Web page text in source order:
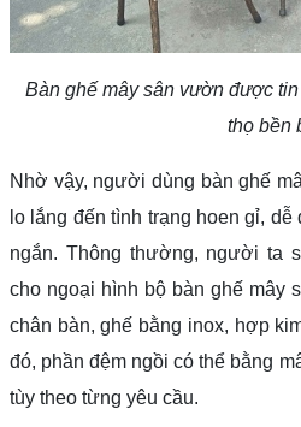
Bàn ghế mây sân vườn được
thọ bền
Nhờ vậy, người dùng bàn ghế
lo lắng đến tình trạng hoen gỉ,
ngắn. Thông thường, người ta
cho ngoại hình bộ bàn ghế mây
chân bàn, ghế bằng inox, hợp
đó, phần đệm ngồi có thể bằng
tùy theo từng yêu cầu.